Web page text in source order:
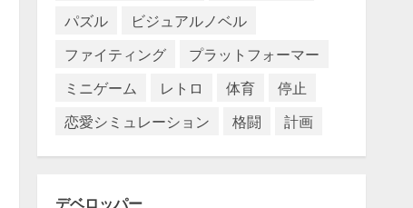
パズル
ビジュアルノベル
ファイティング
プラットフォーマー
ミニゲーム
レトロ 体育
停止
恋愛シミュレーション
格闘 計画
デベロッパー